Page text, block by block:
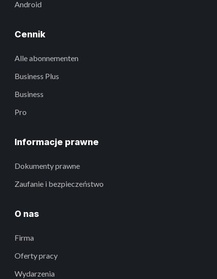
Android
Cennik
Alle abonnementen
Business Plus
Business
Pro
Informacje prawne
Dokumenty prawne
Zaufanie i bezpieczeństwo
O nas
Firma
Oferty pracy
Wydarzenia